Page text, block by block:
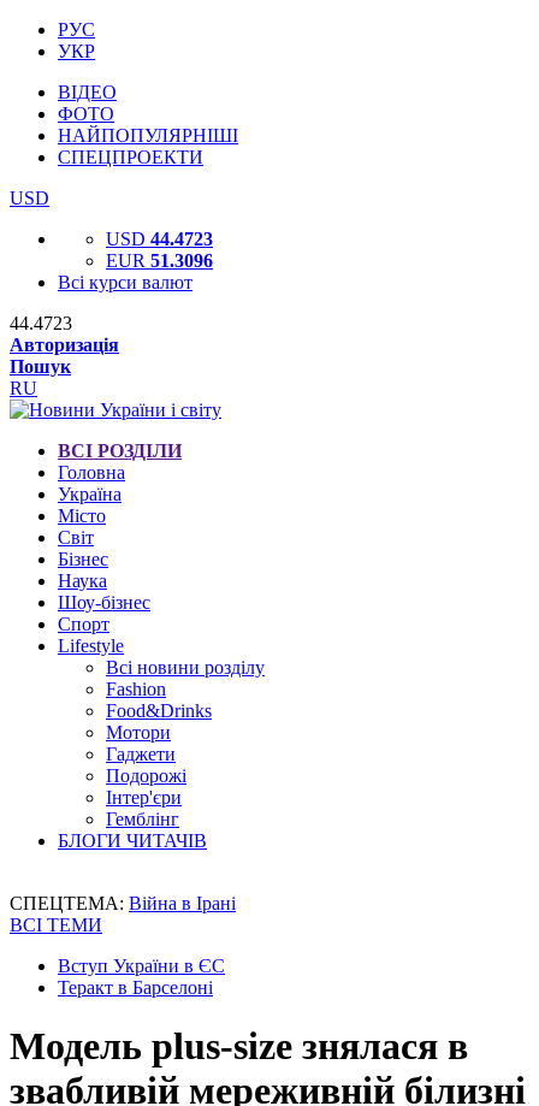
РУС
УКР
ВІДЕО
ФОТО
НАЙПОПУЛЯРНІШІ
СПЕЦПРОЕКТИ
USD
USD 44.4723
EUR 51.3096
Всі курси валют
44.4723
Авторизація
Пошук
RU
ВСІ РОЗДІЛИ
Головна
Україна
Місто
Світ
Бізнес
Наука
Шоу-бізнес
Спорт
Lifestyle
Всі новини розділу
Fashion
Food&Drinks
Мотори
Гаджети
Подорожі
Інтер'єри
Гемблінг
БЛОГИ ЧИТАЧІВ
СПЕЦТЕМА: Війна в Ірані
ВСІ ТЕМИ
Вступ України в ЄС
Теракт в Барселоні
Модель plus-size знялася в
звабливій мереживній білизні